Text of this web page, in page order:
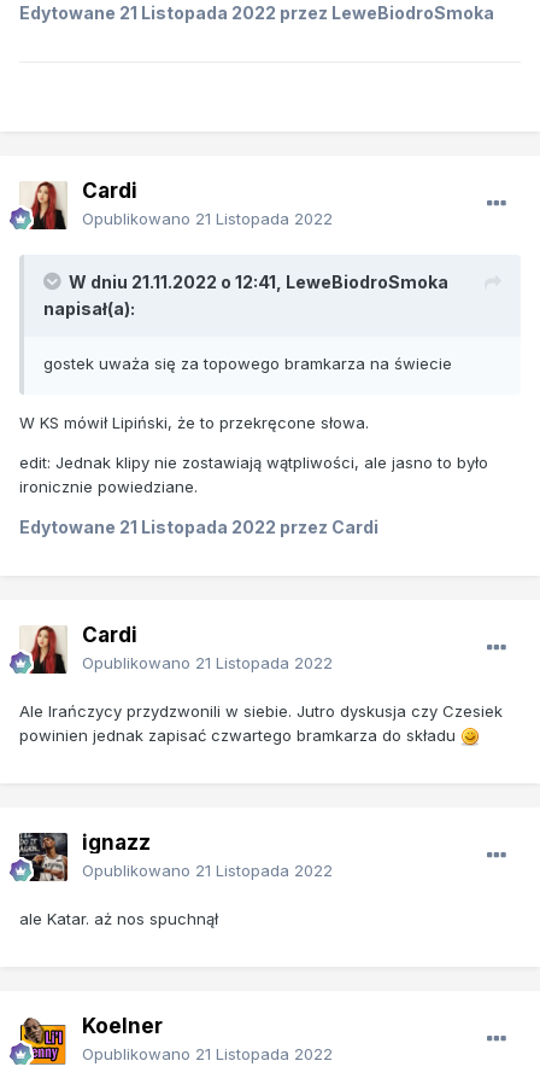
Edytowane 21 Listopada 2022 przez LeweBiodroSmoka
Cardi
Opublikowano 21 Listopada 2022
W dniu 21.11.2022 o 12:41, LeweBiodroSmoka
napisał(a):
gostek uważa się za topowego bramkarza na świecie
W KS mówił Lipiński, że to przekręcone słowa.
edit: Jednak klipy nie zostawiają wątpliwości, ale jasno to było
ironicznie powiedziane.
Edytowane 21 Listopada 2022 przez Cardi
Cardi
Opublikowano 21 Listopada 2022
Ale Irańczycy przydzwonili w siebie. Jutro dyskusja czy Czesiek
powinien jednak zapisać czwartego bramkarza do składu
ignazz
Opublikowano 21 Listopada 2022
ale Katar. aż nos spuchnął
Koelner
Opublikowano 21 Listopada 2022